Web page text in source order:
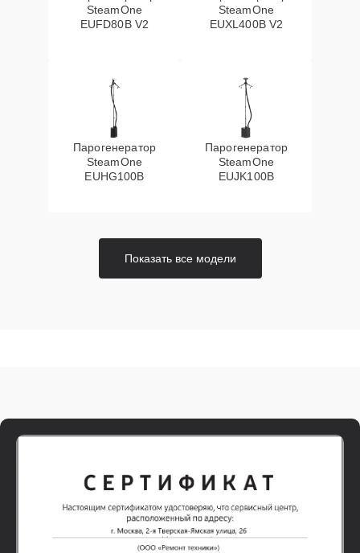
SteamOne
EUFD80B V2
SteamOne
EUXL400B V2
Парогенератор
SteamOne
EUHG100B
Парогенератор
SteamOne
EUJK100B
Показать все модели